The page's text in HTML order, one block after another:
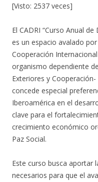
[Visto: 2537 veces]
El CADRI “Curso Anual
es un espacio avalado
Cooperación
organismo dependiente
Exteriores y
concede especial
Iberoamérica en el
clave para el
crecimiento económico
Paz Social.
Este curso busca aportar
necesarios para que el